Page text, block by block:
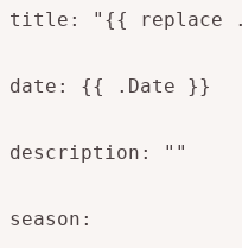
title: "{{ replace
date: {{ .Date }}
description: ""
season: